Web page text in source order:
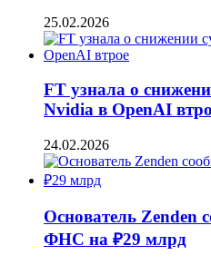
25.02.2026
FT узнала о
Nvidia в OpenAI
24.02.2026
Основатель Zenden
ФНС на ₽29 млрд